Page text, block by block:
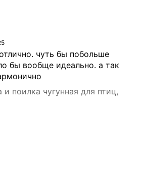
чуть бы побольше
бы вообще идеально. а так
поилка чугунная для птиц,